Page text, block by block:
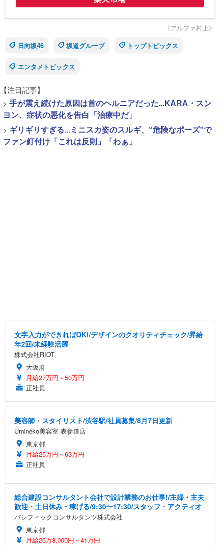
《アルファ村上》
日向坂46
坂道グループ トップトピックス
エンタメトピックス
【注目記事】
> 手が震え続けた原因は首のヘルニアだった...KARA・スン
ヨン、症状の悪化を告白「治療中だ」
> ギリギリすぎる...ミニスカ姿のスルギ、“危険なポーズ”で
ファン釘付け「これは反則」「わぁ」
文字入力ができればOK!/デザインのクオリティチェック/昇給
年2回/未経験活躍
株式会社RIOT
大阪府
月給27万円～50万円
正社員
美容師・スタイリスト/渋谷駅/社員募集/8月7日更新
Umineko美容室 表参道店
東京都
月給25万円～63万円
正社員
総合建設コンサルタント会社で設計業務のお仕事!/主婦・主夫
歓迎・土日休み・稼げる/9:30〜17:30/スタッフ・アクティオ
パシフィックコンサルタンツ株式会社
東京都
月給26万8,000円～41万円